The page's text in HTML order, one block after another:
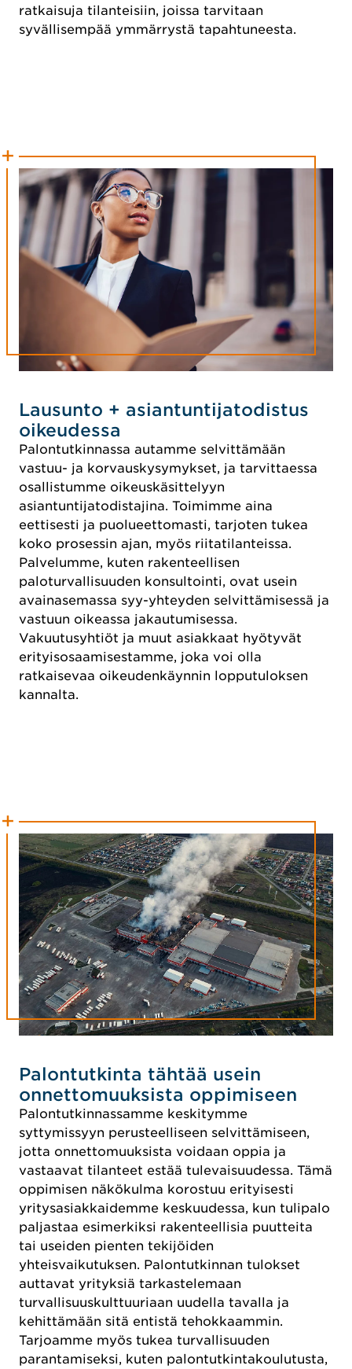
ratkaisuja tilanteisiin, joissa tarvitaan
syvällisempää ymmärrystä tapahtuneesta.
Lausunto + asiantuntijatodistus
oikeudessa
Palontutkinnassa autamme selvittämään
vastuu- ja korvauskysymykset, ja tarvittaessa
osallistumme oikeuskäsittelyyn
asiantuntijatodistajina. Toimimme aina
eettisesti ja puolueettomasti, tarjoten tukea
koko prosessin ajan, myös riitatilanteissa.
Palvelumme, kuten rakenteellisen
paloturvallisuuden konsultointi, ovat usein
avainasemassa syy-yhteyden selvittämisessä ja
vastuun oikeassa jakautumisessa.
Vakuutusyhtiöt ja muut asiakkaat hyötyvät
erityisosaamisestamme, joka voi olla
ratkaisevaa oikeudenkäynnin lopputuloksen
kannalta.
Palontutkinta tähtää usein
onnettomuuksista oppimiseen
Palontutkinnassamme keskitymme
syttymissyyn perusteelliseen selvittämiseen,
jotta onnettomuuksista voidaan oppia ja
vastaavat tilanteet estää tulevaisuudessa. Tämä
oppimisen näkökulma korostuu erityisesti
yritysasiakkaidemme keskuudessa, kun tulipalo
paljastaa esimerkiksi rakenteellisia puutteita
tai useiden pienten tekijöiden
yhteisvaikutuksen. Palontutkinnan tulokset
auttavat yrityksiä tarkastelemaan
turvallisuuskulttuuriaan uudella tavalla ja
kehittämään sitä entistä tehokkaammin.
Tarjoamme myös tukea turvallisuuden
parantamiseksi, kuten palontutkintakoulutusta,